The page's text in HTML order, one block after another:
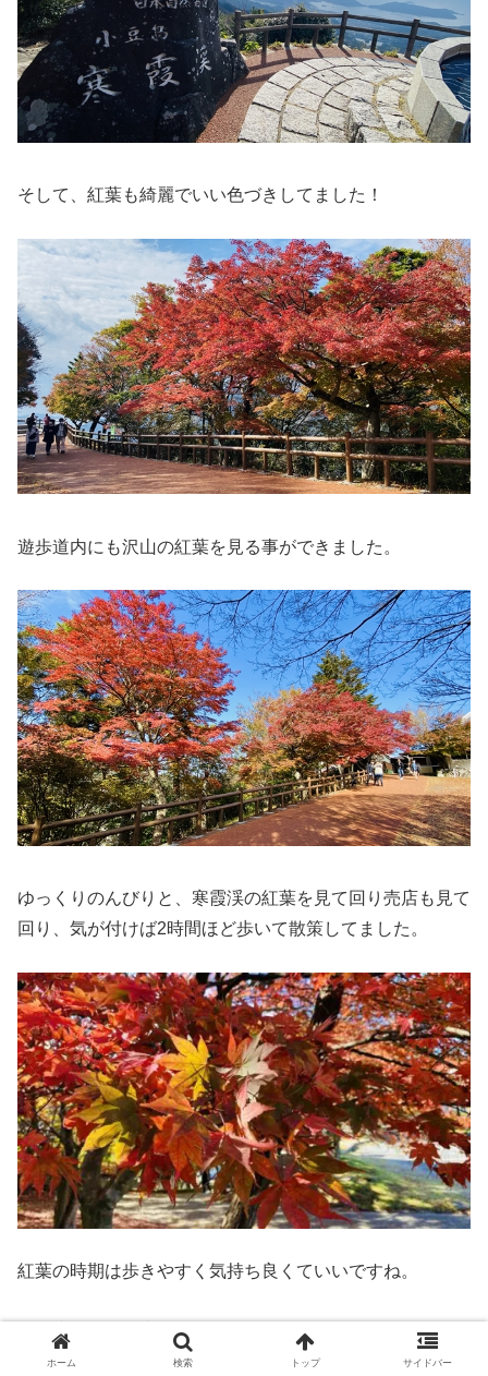
そして、紅葉も綺麗でいい色づきしてました！
遊歩道内にも沢山の紅葉を見る事ができました。
ゆっくりのんびりと、寒霞渓の紅葉を見て回り売店も見て
回り、気が付けば2時間ほど歩いて散策してました。
紅葉の時期は歩きやすく気持ち良くていいですね。
お出かけ・日常使いにも「リュック」を見る（楽天）
ホーム 検索 トップ サイドバー